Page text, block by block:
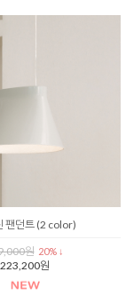
팬던트 (2 color)
원 20% ↓
223,200원